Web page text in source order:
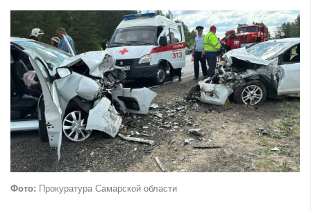
Фото: Прокуратура Самарской области